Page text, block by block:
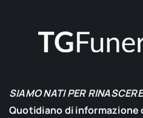
SIAMO NATI PER RINASCERE
Quotidiano di informazione